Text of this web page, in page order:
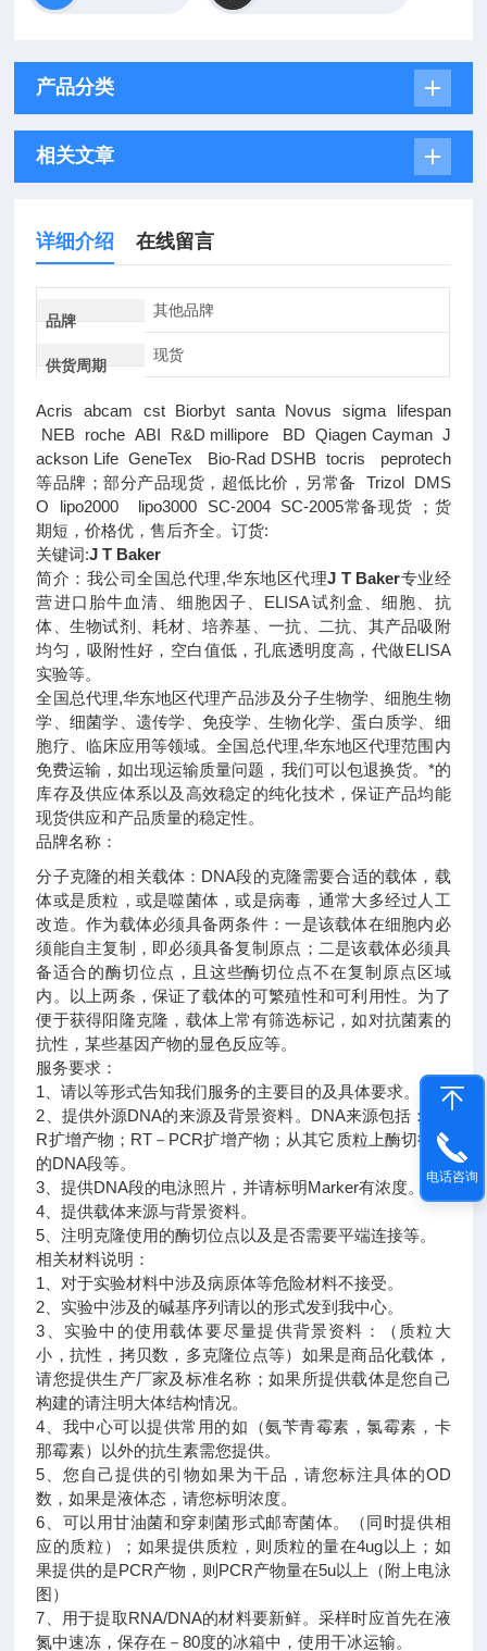
产品分类
相关文章
详细介绍 在线留言
品牌
其他品牌
供货周期
现货
Acris abcam cst Biorbyt santa Novus sigma lifespan
NEB roche ABI R&D millipore BD Qiagen Cayman J
ackson Life GeneTex Bio-Rad DSHB tocris peprotech
等品牌；部分产品现货，超低比价，另常备 Trizol DMS
O lipo2000 lipo3000 SC-2004 SC-2005常备现货 ；货
期短，价格优，售后齐全。订货:
关键词:J T Baker
简介：我公司全国总代理,华东地区代理J T Baker专业经
营进口胎牛血清、细胞因子、ELISA试剂盒、细胞、抗
体、生物试剂、耗材、培养基、一抗、二抗、其产品吸附
均匀，吸附性好，空白值低，孔底透明度高，代做ELISA
实验等。
全国总代理,华东地区代理产品涉及分子生物学、细胞生物
学、细菌学、遗传学、免疫学、生物化学、蛋白质学、细
胞疗、临床应用等领域。全国总代理,华东地区代理范围内
免费运输，如出现运输质量问题，我们可以包退换货。 *的
库存及供应体系以及高效稳定的纯化技术，保证产品均能
现货供应和产品质量的稳定性。
品牌名称：
分子克隆的相关载体：DNA段的克隆需要合适的载体，载
体或是质粒，或是噬菌体，或是病毒，通常大多经过人工
改造。作为载体必须具备两条件：一是该载体在细胞内必
须能自主复制，即必须具备复制原点；二是该载体必须具
备适合的酶切位点，且这些酶切位点不在复制原点区域
内。以上两条，保证了载体的可繁殖性和可利用性。为了
便于获得阳隆克隆，载体上常有筛选标记，如对抗菌素的
抗性，某些基因产物的显色反应等。
服务要求：
1、请以等形式告知我们服务的主要目的及具体要求。
2、提供外源DNA的来源及背景资料。DNA来源包括：PC
R扩增产物；RT－PCR扩增产物；从其它质粒上酶切得到
的DNA段等。
3、提供DNA段的电泳照片，并请标明Marker有浓度。
4、提供载体来源与背景资料。
5、注明克隆使用的酶切位点以及是否需要平端连接等。
相关材料说明：
1、对于实验材料中涉及病原体等危险材料不接受。
2、实验中涉及的碱基序列请以的形式发到我中心。
3、实验中的使用载体要尽量提供背景资料：（质粒大
小，抗性，拷贝数，多克隆位点等）如果是商品化载体，
请您提供生产厂家及标准名称；如果所提供载体是您自己
构建的请注明大体结构情况。
4、我中心可以提供常用的如（氨苄青霉素，氯霉素，卡
那霉素）以外的抗生素需您提供。
5、您自己提供的引物如果为干品，请您标注具体的OD
数，如果是液体态，请您标明浓度。
6、可以用甘油菌和穿刺菌形式邮寄菌体。（同时提供相
应的质粒）；如果提供质粒，则质粒的量在4ug以上；如
果提供的是PCR产物，则PCR产物量在5u以上（附上电泳
图）
7、用于提取RNA/DNA的材料要新鲜。采样时应首先在液
氮中速冻，保存在－80度的冰箱中，使用干冰运输。
电话咨询